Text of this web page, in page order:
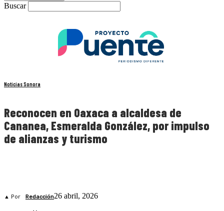
Buscar
Noticias Sonora
Reconocen en Oaxaca a alcaldesa de
Cananea, Esmeralda González, por impulso
de alianzas y turismo
▲ Por Redacción26 abril, 2026